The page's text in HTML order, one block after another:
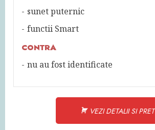
sunet puternic
functii Smart
CONTRA
nu au fost identificate
VEZI DETALII SI PRET